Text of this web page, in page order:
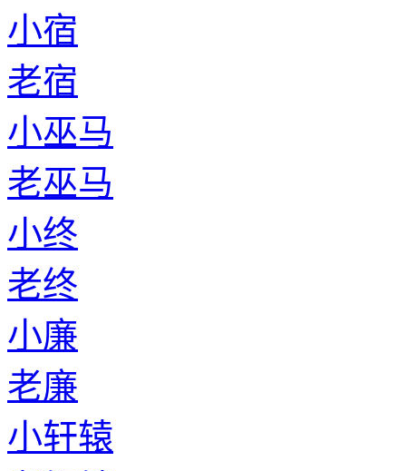
小宿
老宿
小巫马
老巫马
小终
老终
小廉
老廉
小轩辕